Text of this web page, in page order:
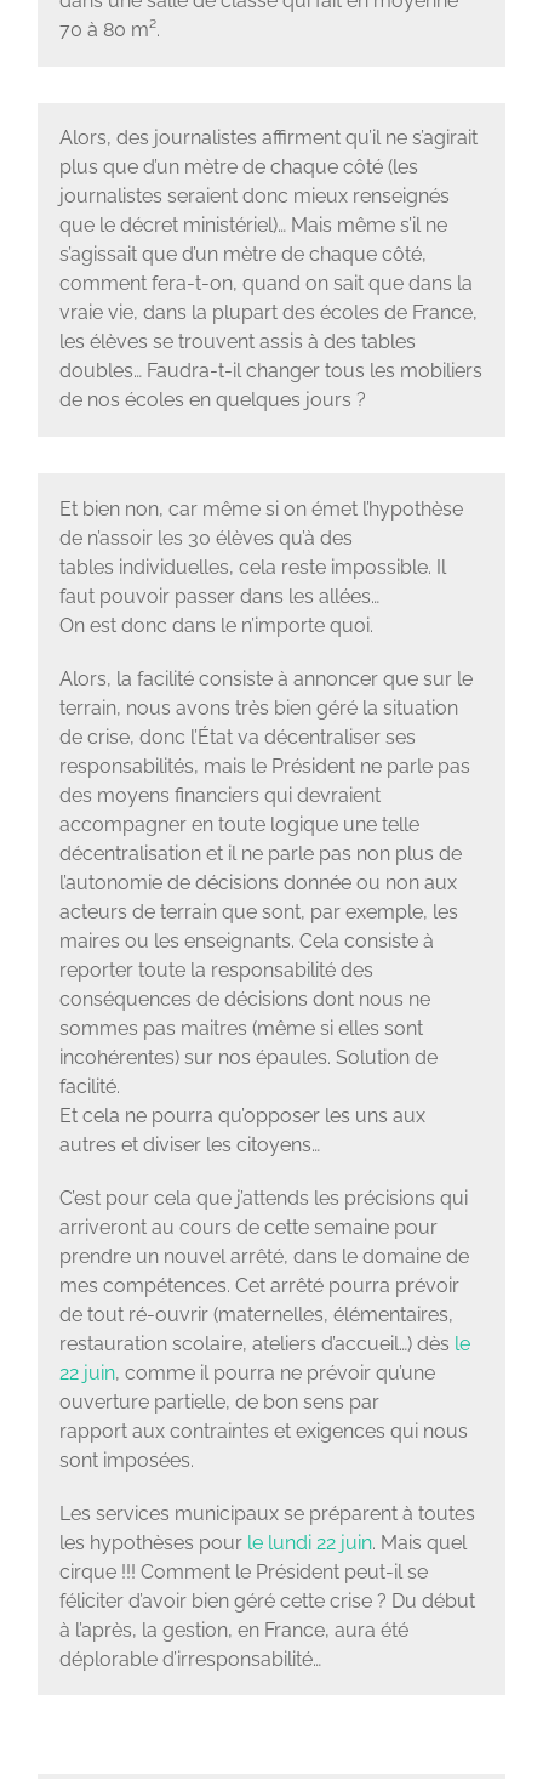
70 à 80 m².
Alors, des journalistes affirment qu’il ne s’agirait
plus que d’un mètre de chaque côté (les
journalistes seraient donc mieux renseignés
que le décret ministériel)… Mais même s’il ne
s’agissait que d’un mètre de chaque côté,
comment fera-t-on, quand on sait que dans la
vraie vie, dans la plupart des écoles de France,
les élèves se trouvent assis à des tables
doubles… Faudra-t-il changer tous les mobiliers
de nos écoles en quelques jours ?
Et bien non, car même si on émet l’hypothèse
de n’assoir les 30 élèves qu’à des
tables individuelles, cela reste impossible. Il
faut pouvoir passer dans les allées…
On est donc dans le n’importe quoi.
Alors, la facilité consiste à annoncer que sur le
terrain, nous avons très bien géré la situation
de crise, donc l’État va décentraliser ses
responsabilités, mais le Président ne parle pas
des moyens financiers qui devraient
accompagner en toute logique une telle
décentralisation et il ne parle pas non plus de
l’autonomie de décisions donnée ou non aux
acteurs de terrain que sont, par exemple, les
maires ou les enseignants. Cela consiste à
reporter toute la responsabilité des
conséquences de décisions dont nous ne
sommes pas maitres (même si elles sont
incohérentes) sur nos épaules. Solution de
facilité.
Et cela ne pourra qu’opposer les uns aux
autres et diviser les citoyens…
C’est pour cela que j’attends les précisions qui
arriveront au cours de cette semaine pour
prendre un nouvel arrêté, dans le domaine de
mes compétences. Cet arrêté pourra prévoir
de tout ré-ouvrir (maternelles, élémentaires,
restauration scolaire, ateliers d’accueil…) dès le
22 juin, comme il pourra ne prévoir qu’une
ouverture partielle, de bon sens par
rapport aux contraintes et exigences qui nous
sont imposées.
Les services municipaux se préparent à toutes
les hypothèses pour le lundi 22 juin. Mais quel
cirque !!! Comment le Président peut-il se
féliciter d’avoir bien géré cette crise ? Du début
à l’après, la gestion, en France, aura été
déplorable d’irresponsabilité…